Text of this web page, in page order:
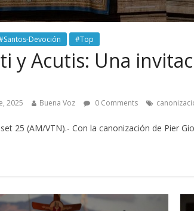
Devoción #Top
y Acutis: Una
2025 Buena Voz 0 Comments
25 (AM/VTN).- Con la canonización de Pier